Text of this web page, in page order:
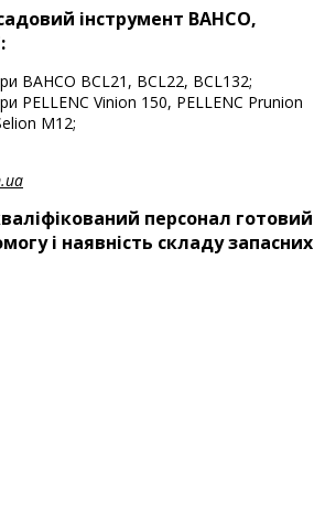
інструмент BAHCO,
BAHCO BCL21, BCL22, BCL132;
PELLENC Vinion 150, PELLENC Prunion
M12;
персонал готовий
і наявність складу запасних